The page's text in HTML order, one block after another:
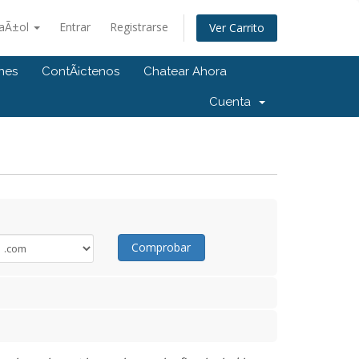
Entrar Registrarse Ver Carrito
ContÃ¡ctenos Chatear Ahora
Cuenta
Comprobar